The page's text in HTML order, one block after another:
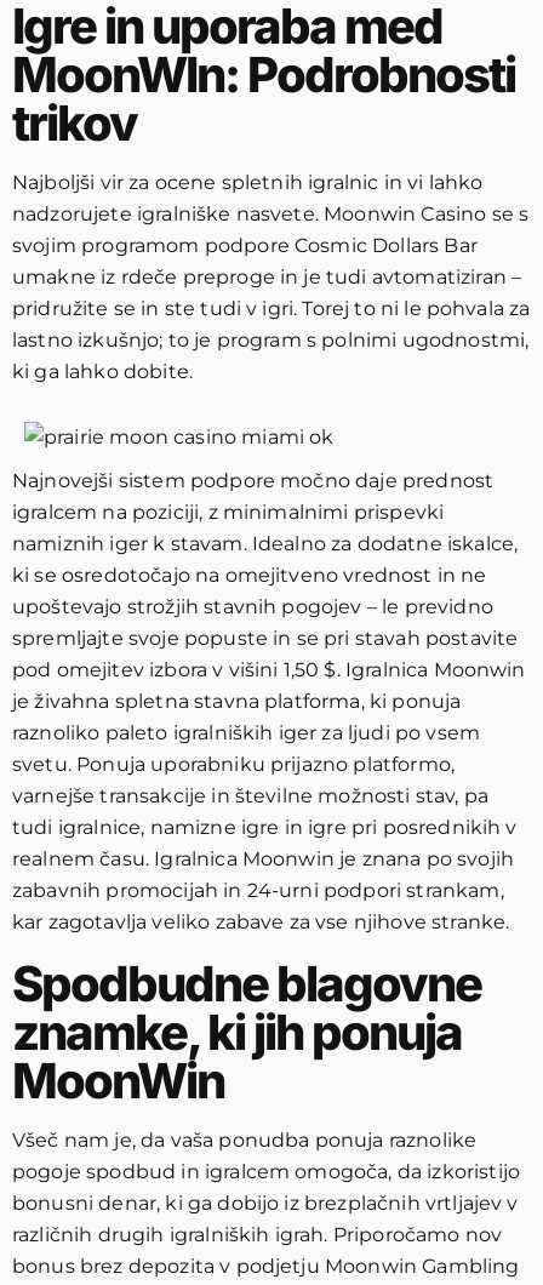
Igre in uporaba med
MoonWIn: Podrobnosti
trikov
Najboljši vir za ocene spletnih igralnic in vi lahko
nadzorujete igralniške nasvete. Moonwin Casino se s
svojim programom podpore Cosmic Dollars Bar
umakne iz rdeče preproge in je tudi avtomatiziran –
pridružite se in ste tudi v igri. Torej to ni le pohvala za
lastno izkušnjo; to je program s polnimi ugodnostmi,
ki ga lahko dobite.
Najnovejši sistem podpore močno daje prednost
igralcem na poziciji, z minimalnimi prispevki
namiznih iger k stavam. Idealno za dodatne iskalce,
ki se osredotočajo na omejitveno vrednost in ne
upoštevajo strožjih stavnih pogojev – le previdno
spremljajte svoje popuste in se pri stavah postavite
pod omejitev izbora v višini 1,50 $. Igralnica Moonwin
je živahna spletna stavna platforma, ki ponuja
raznoliko paleto igralniških iger za ljudi po vsem
svetu. Ponuja uporabniku prijazno platformo,
varnejše transakcije in številne možnosti stav, pa
tudi igralnice, namizne igre in igre pri posrednikih v
realnem času. Igralnica Moonwin je znana po svojih
zabavnih promocijah in 24-urni podpori strankam,
kar zagotavlja veliko zabave za vse njihove stranke.
Spodbudne blagovne
znamke, ki jih ponuja
MoonWin
Všeč nam je, da vaša ponudba ponuja raznolike
pogoje spodbud in igralcem omogoča, da izkoristijo
bonusni denar, ki ga dobijo iz brezplačnih vrtljajev v
različnih drugih igralniških igrah. Priporočamo nov
bonus brez depozita v podjetju Moonwin Gambling